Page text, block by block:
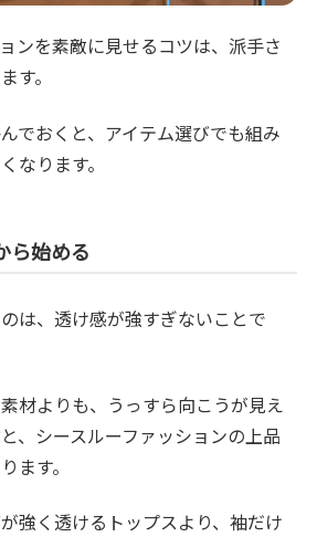
ンを素敵に見せるコツは、派手さ
す。
でおくと、アイテム選びでも組み
なります。
ら始める
は、透け感が強すぎないことで
材よりも、うっすら向こうが見え
、シースルーファッションの上品
ます。
強く透けるトップスより、袖だけ